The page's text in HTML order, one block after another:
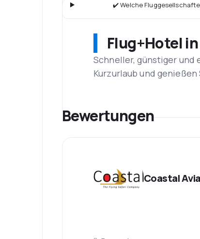
✔️ Welche
Flug+Hotel
Schneller, günstiger
Kurzurlaub und
Bewertungen
Coastal